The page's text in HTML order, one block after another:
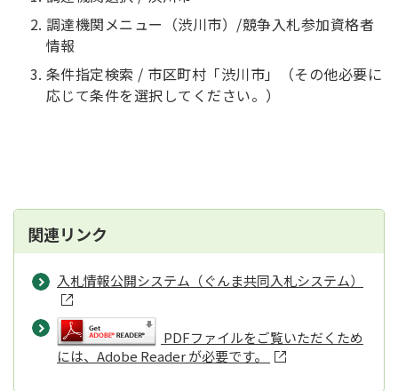
調達機関メニュー（渋川市）/競争入札参加資格者
情報
条件指定検索 / 市区町村「渋川市」（その他必要に
応じて条件を選択してください。）
関連リンク
入札情報公開システム（ぐんま共同入札システム）
PDFファイルをご覧いただくため
には、Adobe Reader が必要です。